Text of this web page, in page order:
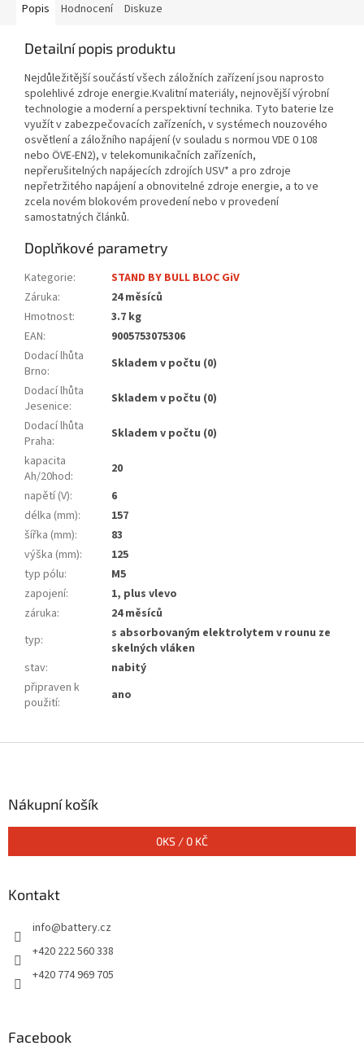
Popis Hodnocení Diskuze
Detailní popis produktu
Nejdůležitější součástí všech záložních zařízení jsou naprosto
spolehlivé zdroje energie.Kvalitní materiály, nejnovější výrobní
technologie a moderní a perspektivní technika. Tyto baterie lze
využít v zabezpečovacích zařízeních, v systémech nouzového
osvětlení a záložního napájení (v souladu s normou VDE 0 108
nebo ÖVE-EN2), v telekomunikačních zařízeních,
nepřerušitelných napájecích zdrojích USV* a pro zdroje
nepřetržitého napájení a obnovitelné zdroje energie, a to ve
zcela novém blokovém provedení nebo v provedení
samostatných článků.
Doplňkové parametry
Kategorie:
STAND BY BULL BLOC GiV
Záruka:
24 měsíců
Hmotnost:
3.7 kg
EAN:
9005753075306
Dodací lhůta
Brno:
Skladem v počtu (0)
Dodací lhůta
Jesenice:
Skladem v počtu (0)
Dodací lhůta
Praha:
Skladem v počtu (0)
kapacita
Ah/20hod:
20
napětí (V):
6
délka (mm):
157
šířka (mm):
83
výška (mm):
125
typ pólu:
M5
zapojení:
1, plus vlevo
záruka:
24 měsíců
typ:
s absorbovaným elektrolytem v rounu ze
skelných vláken
stav:
nabitý
připraven k
použití: ano
Nákupní košík
0KS / 0 KČ
Kontakt
info@battery.cz
+420 222 560 338
+420 774 969 705
Facebook